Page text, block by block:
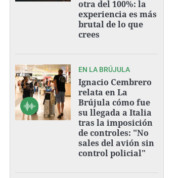
otra del 100%: la
experiencia es más
brutal de lo que
crees
EN LA BRÚJULA
Ignacio Cembrero
relata en La
Brújula cómo fue
su llegada a Italia
tras la imposición
de controles: "No
sales del avión sin
control policial"